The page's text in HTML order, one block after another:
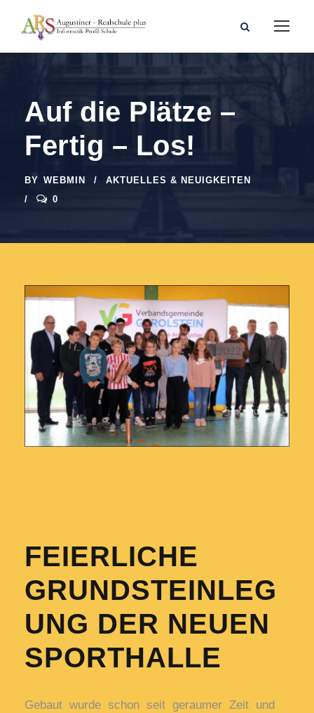
Auf die Plätze –
Fertig – Los!
BY WEBMIN
AKTUELLES & NEUIGKEITEN
0
FEIERLICHE
GRUNDSTEINLEG
UNG DER NEUEN
SPORTHALLE
Gebaut wurde schon seit geraumer Zeit und